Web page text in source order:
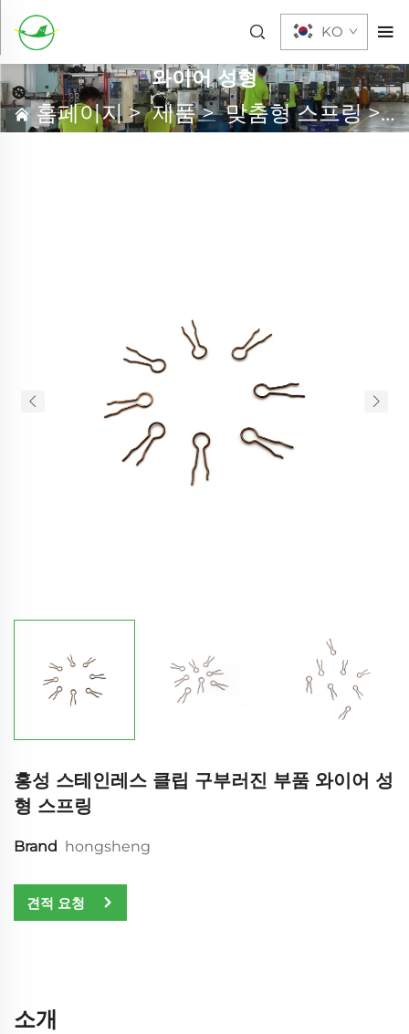
KO
와이어 성형
홈페이지>제품>맞춤형 스프링>
홍성 스테인레스 클립 구부러진 부품 와이어 성
형 스프링
Brand hongsheng
견적 요청
소개